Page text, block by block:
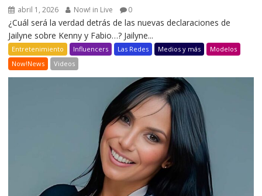
abril 1, 2026 Now! in Live 0
¿Cuál será la verdad detrás de las nuevas declaraciones de
Jailyne sobre Kenny y Fabio…? Jailyne...
Entretenimiento Influencers Las Redes Medios y más
Modelos
Now!News
Videos